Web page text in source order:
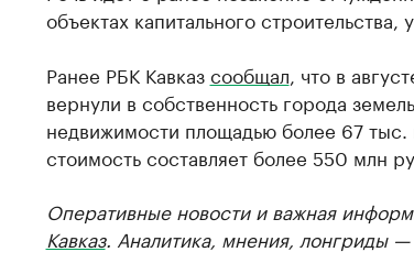
объектах капитального строительства,
Ранее РБК Кавказсообщал , что в
вернули в собственность города
недвижимости площадью более 67
стоимость составляет более 550 млн
Оперативные новости и важная
Кавказ. Аналитика, мнения, лонгриды